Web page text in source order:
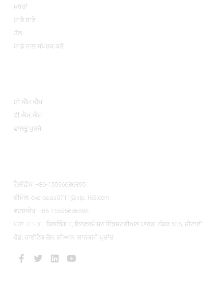
ਖ਼ਬਰਾਂ
ਸਾਡੇ ਬਾਰੇ
ਹੱਲ
ਸਾਡੇ ਨਾਲ ਸੰਪਰਕ ਕਰੋ
ਸੀ.ਐੱਮ.ਐੱਮ.
ਵੀ.ਐਮ.ਐਮ.
ਫਾਲਤੂ ਪੁਰਜੇ
ਟੈਲੀਫ਼ੋਨ: +86-15596686895
ਈਮੇਲ: overseas0711@vip.163.com
ਵਟਸਐਪ: +86-15596686895
ਪਤਾ: C1-01, ਬਿਲਡਿੰਗ 4, ਇਨਫਰਮੇਸ਼ਨ ਇੰਡਸਟਰੀਅਲ ਪਾਰਕ, ​​ਨੰਬਰ 526, ਜ਼ੀਟਾਈ
ਰੋਡ, ਹਾਈਟੈਕ ਜ਼ੋਨ, ਸ਼ੀਆਨ, ਸ਼ਾਨਕਸੀ ਪ੍ਰਾਂਤ